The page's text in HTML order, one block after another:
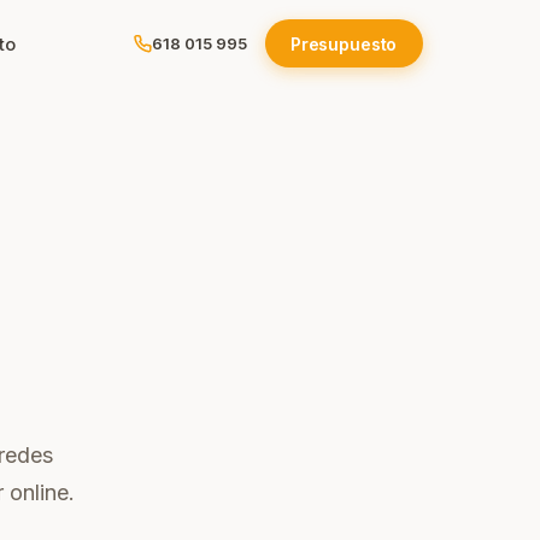
618 015 995 Presupuesto
online.